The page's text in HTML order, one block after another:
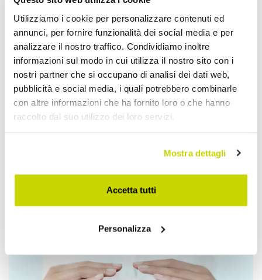
Utilizziamo i cookie per personalizzare contenuti ed
annunci, per fornire funzionalità dei social media e per
analizzare il nostro traffico. Condividiamo inoltre
informazioni sul modo in cui utilizza il nostro sito con i
nostri partner che si occupano di analisi dei dati web,
pubblicità e social media, i quali potrebbero combinarle
con altre informazioni che ha fornito loro o che hanno
raccolto dal suo utilizzo dei loro servizi.
Mostra dettagli
Accetta tutti
Personalizza